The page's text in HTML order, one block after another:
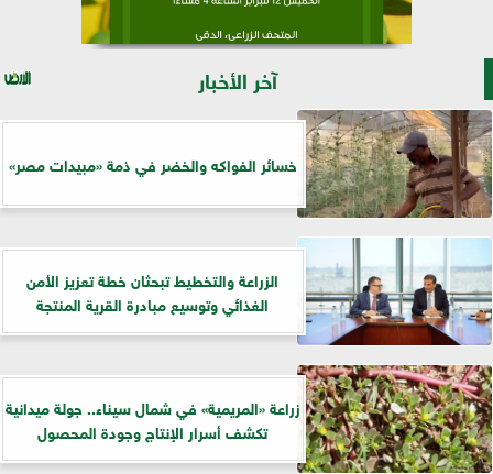
آخر الأخبار
خسائر الفواكه والخضر في ذمة «مبيدات مصر»
الزراعة والتخطيط تبحثان خطة تعزيز الأمن
الغذائي وتوسيع مبادرة القرية المنتجة
زراعة «المريمية» في شمال سيناء.. جولة ميدانية
تكشف أسرار الإنتاج وجودة المحصول